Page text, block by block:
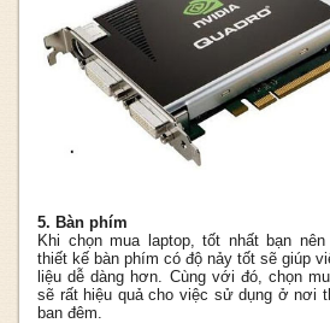
5. Bàn phím
Khi chọn mua laptop, tốt nhất bạn
thiết kế bàn phím có độ nảy tốt sẽ giúp
liệu dễ dàng hơn. Cùng với đó, chọn
sẽ rất hiệu quả cho việc sử dụng ở nơi
ban đêm.